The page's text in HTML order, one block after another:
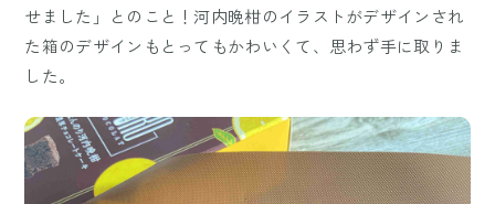
せました」とのこと！河内晩柑のイラストがデザインされ
た箱のデザインもとってもかわいくて、思わず手に取りま
した。